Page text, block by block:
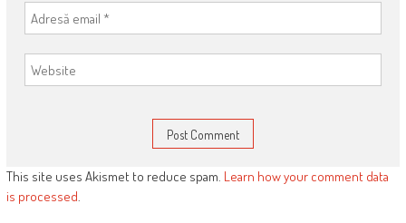
This site uses Akismet to reduce spam. Learn how your comment data
is processed.